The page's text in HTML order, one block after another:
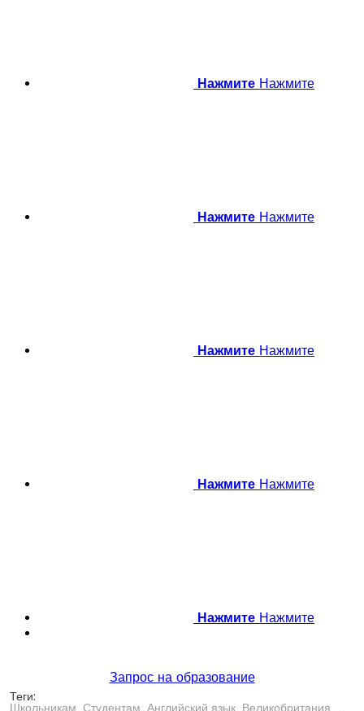
Нажмите Нажмите
Нажмите Нажмите
Нажмите Нажмите
Нажмите Нажмите
Нажмите Нажмите
Запрос на образование
Теги:
Школьникам Студентам Английский язык Великобритания